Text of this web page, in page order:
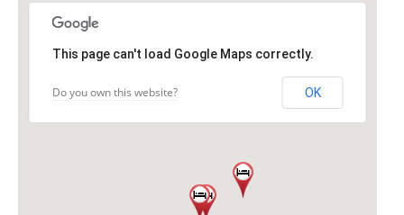
This page can't load Google Maps correctly.
Do you own this website? OK